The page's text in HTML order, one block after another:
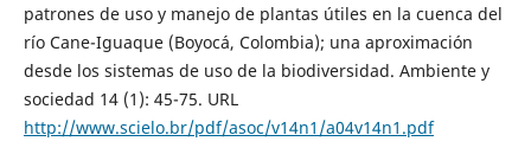
patrones de uso y manejo de plantas útiles en la cuenca del
río Cane-Iguaque (Boyocá, Colombia); una aproximación
desde los sistemas de uso de la biodiversidad. Ambiente y
sociedad 14 (1): 45-75. URL
http://www.scielo.br/pdf/asoc/v14n1/a04v14n1.pdf